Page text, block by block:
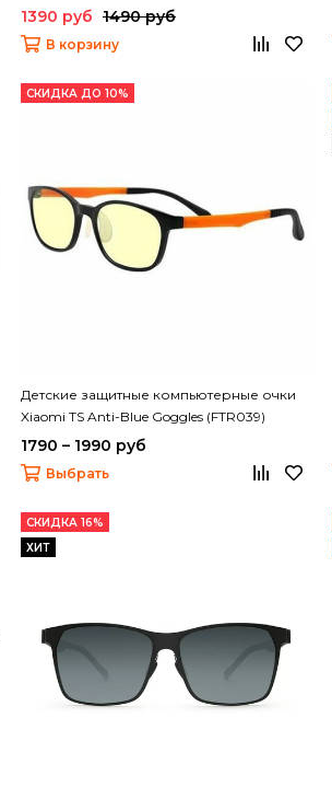
1390 руб 1490 руб
В корзину
СКИДКА ДО 10%
Детские защитные компьютерные очки
Xiaomi TS Anti-Blue Goggles (FTR039)
1790 – 1990 руб
Выбрать
СКИДКА 16%
ХИТ